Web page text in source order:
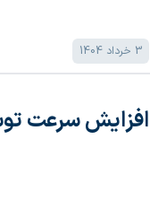
3 خرداد 1404
افزایش سرعت